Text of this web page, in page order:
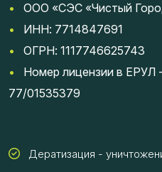
• ООО «СЭС «Чистый
•
ИНН: 7714847691
• ОГРН: 1117746625743
• Номер лицензии в
77/01535379
Дератизация -